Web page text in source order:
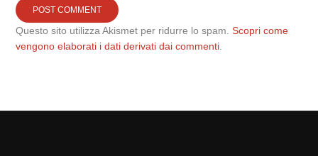
Questo sito utilizza Akismet per ridurre lo spam.Scopri come
vengono elaborati i dati derivati dai commenti